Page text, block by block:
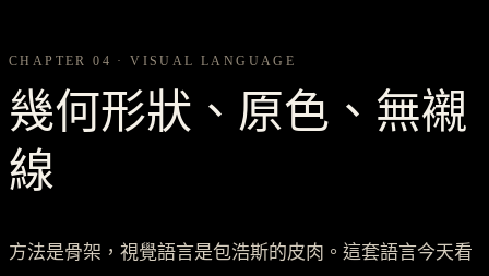
CHAPTER 04 · VISUAL LANGUAGE
幾何形狀、原色、無襯
線
方法是骨架，視覺語言是包浩斯的皮肉。這套語言今天看